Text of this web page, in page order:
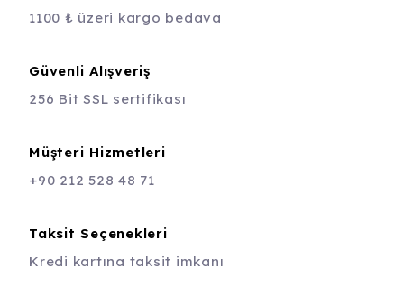
1100 ₺ üzeri kargo bedava
Güvenli Alışveriş
256 Bit SSL sertifikası
Müşteri Hizmetleri
+90 212 528 48 71
Taksit Seçenekleri
Kredi kartına taksit imkanı